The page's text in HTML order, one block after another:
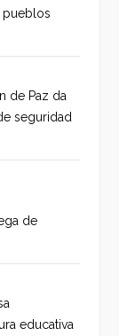
de Paz da
seguridad
de
educativa